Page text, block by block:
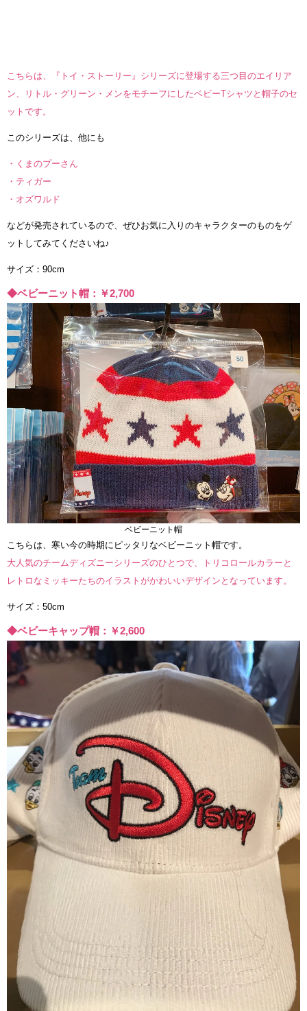
こちらは、『トイ・ストーリー』シリーズに登場する三つ目のエイリア
ン、リトル・グリーン・メンをモチーフにしたベビーTシャツと帽子のセ
ットです。
このシリーズは、他にも
・くまのプーさん
・ティガー
・オズワルド
などが発売されているので、ぜひお気に入りのキャラクターのものをゲ
ットしてみてくださいね♪
サイズ：90cm
◆ベビーニット帽：￥2,700
ベビーニット帽
こちらは、寒い今の時期にピッタリなベビーニット帽です。
大人気のチームディズニーシリーズのひとつで、トリコロールカラーと
レトロなミッキーたちのイラストがかわいいデザインとなっています。
サイズ：50cm
◆ベビーキャップ帽：￥2,600